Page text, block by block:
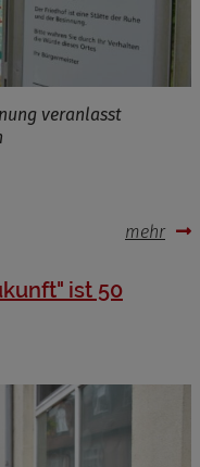
veranlasst
mehr
ist 50
Zweck
Cookie Laufzeit